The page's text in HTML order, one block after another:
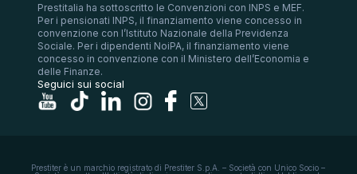
Prestitalia ha sottoscritto le Convenzioni con INPS e MEF.
Per i pensionati INPS, il finanziamento viene concesso in
convenzione con l’Istituto Nazionale della Previdenza
Sociale. Per i dipendenti NoiPA, il finanziamento viene
concesso in convenzione con il Ministero dell’Economia e
delle Finanze.
Seguici sui social
Prestiter è un marchio registrato di Prestiter S.p.A. – Società con Unico Socio –